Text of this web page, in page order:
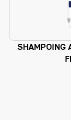
SHAMPOING